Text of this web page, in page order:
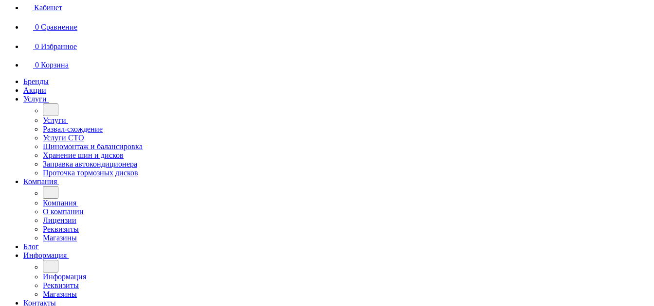
Кабинет
0 Сравнение
0 Избранное
0 Корзина
Бренды
Акции
Услуги
Услуги
Развал-схождение
Услуги СТО
Шиномонтаж и балансировка
Хранение шин и дисков
Заправка автокондиционера
Проточка тормозных дисков
Компания
Компания
О компании
Лицензии
Реквизиты
Магазины
Блог
Информация
Информация
Реквизиты
Магазины
Контакты